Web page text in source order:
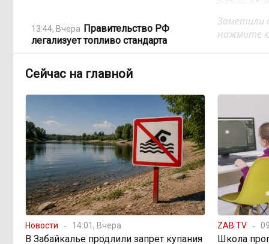
13:44, Вчера Правительство РФ
легализует топливо стандарта
«Евро-2»
переживает туристический бум
11:05, Вчера «В большинстве
регионов индексация прошла с 1
января»: почему Забайкалье
задержало повышение зарплат
бюджетникам
10:16, Вчера
В Каларском округе
подрядчик и чиновник попали под
уголовные дела
Заметили
нажмите
Сейчас на главной
Новости 14:01, Вчера
В Забайкалье продлили запрет купания
ZAB.TV
Школа